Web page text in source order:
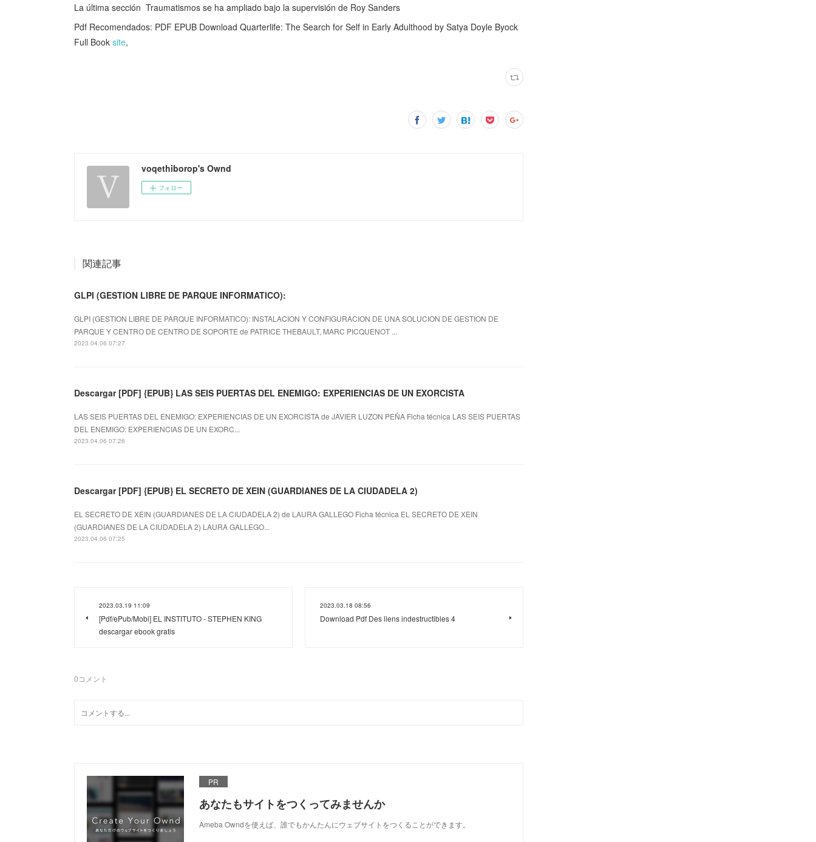
La última sección  Traumatismos se ha ampliado bajo la supervisión de Roy Sanders
Pdf Recomendados: PDF EPUB Download Quarterlife: The Search for Self in Early Adulthood by Satya Doyle Byock
Full Book site,
voqethiborop's Ownd
フォロー
関連記事
GLPI (GESTION LIBRE DE PARQUE INFORMATICO):
GLPI (GESTION LIBRE DE PARQUE INFORMATICO): INSTALACION Y CONFIGURACION DE UNA SOLUCION DE GESTION DE
PARQUE Y CENTRO DE CENTRO DE SOPORTE de PATRICE THEBAULT, MARC PICQUENOT ...
2023.04.06 07:27
Descargar [PDF] {EPUB} LAS SEIS PUERTAS DEL ENEMIGO: EXPERIENCIAS DE UN EXORCISTA
LAS SEIS PUERTAS DEL ENEMIGO: EXPERIENCIAS DE UN EXORCISTA de JAVIER LUZON PEÑA Ficha técnica LAS SEIS PUERTAS
DEL ENEMIGO: EXPERIENCIAS DE UN EXORC...
2023.04.06 07:26
Descargar [PDF] {EPUB} EL SECRETO DE XEIN (GUARDIANES DE LA CIUDADELA 2)
EL SECRETO DE XEIN (GUARDIANES DE LA CIUDADELA 2) de LAURA GALLEGO Ficha técnica EL SECRETO DE XEIN
(GUARDIANES DE LA CIUDADELA 2) LAURA GALLEGO...
2023.04.06 07:25
2023.03.19 11:09
[Pdf/ePub/Mobi] EL INSTITUTO - STEPHEN KING
descargar ebook gratis
2023.03.18 08:56
Download Pdf Des liens indestructibles 4
0コメント
PR
あなたもサイトをつくってみませんか
Ameba Owndを使えば、誰でもかんたんにウェブサイトをつくることができます。